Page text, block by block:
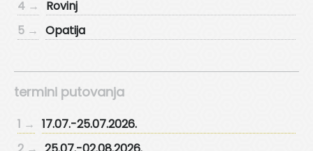
4 →
Rovinj
5 → Opatija
termini putovanja
1 → 17.07.-25.07.2026.